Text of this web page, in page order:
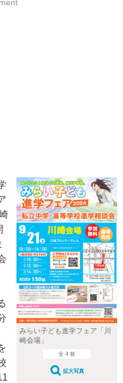
みらい子ども進学フェア「川
崎会場」
全 4 枚
拡大写真